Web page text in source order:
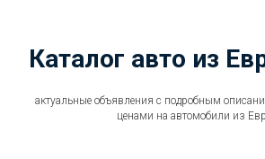
Каталог авто из
актуальные объявления с подробным
ценами на автомобили из